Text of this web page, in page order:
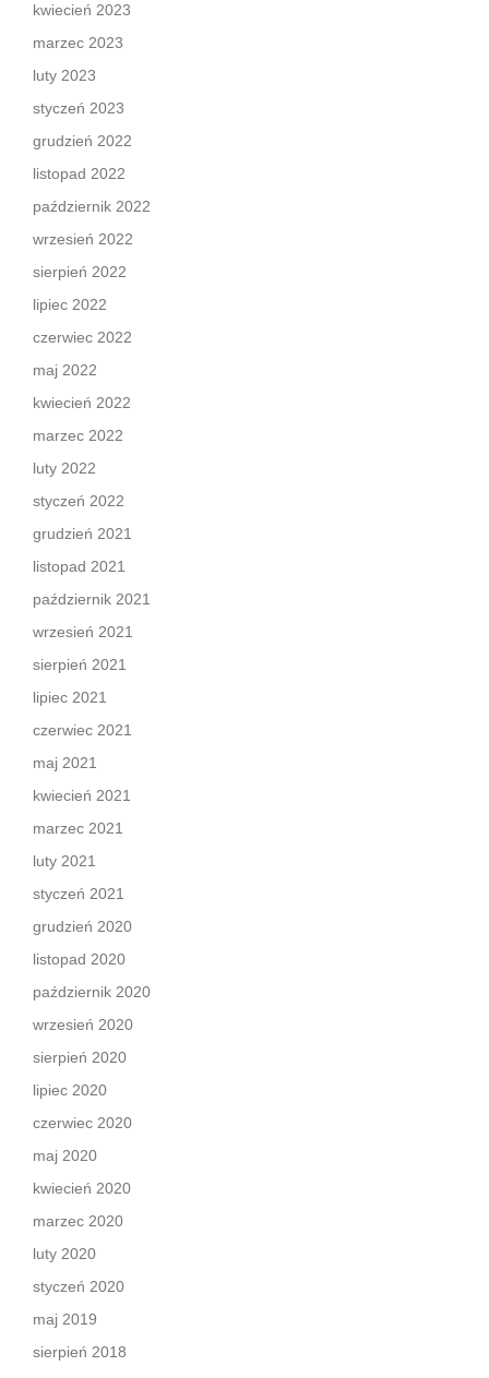
kwiecień 2023
marzec 2023
luty 2023
styczeń 2023
grudzień 2022
listopad 2022
październik 2022
wrzesień 2022
sierpień 2022
lipiec 2022
czerwiec 2022
maj 2022
kwiecień 2022
marzec 2022
luty 2022
styczeń 2022
grudzień 2021
listopad 2021
październik 2021
wrzesień 2021
sierpień 2021
lipiec 2021
czerwiec 2021
maj 2021
kwiecień 2021
marzec 2021
luty 2021
styczeń 2021
grudzień 2020
listopad 2020
październik 2020
wrzesień 2020
sierpień 2020
lipiec 2020
czerwiec 2020
maj 2020
kwiecień 2020
marzec 2020
luty 2020
styczeń 2020
maj 2019
sierpień 2018